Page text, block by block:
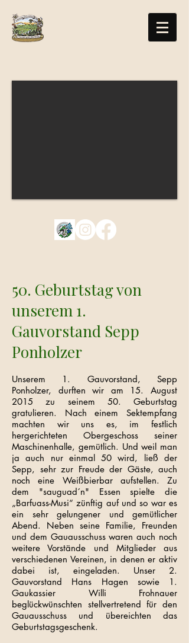
50. Geburtstag von
unserem 1.
Gauvorstand Sepp
Ponholzer
Unserem 1. Gauvorstand, Sepp
Ponholzer, durften wir am 15. August
2015 zu seinem 50. Geburtstag
gratulieren. Nach einem Sektempfang
machten wir uns es, im festlich
hergerichteten Obergeschoss seiner
Maschinenhalle, gemütlich. Und weil man
ja auch nur einmal 50 wird, ließ der
Sepp, sehr zur Freude der Gäste, auch
noch eine Weißbierbar aufstellen. Zu
dem "sauguad´n" Essen spielte die
„Barfuass-Musi“ zünftig auf und so war es
ein sehr gelungener und gemütlicher
Abend. Neben seine Familie, Freunden
und dem Gauausschuss waren auch noch
weitere Vorstände und Mitglieder aus
verschiedenen Vereinen, in denen er aktiv
dabei ist, eingeladen. Unser 2.
Gauvorstand Hans Hagen sowie 1.
Gaukassier Willi Frohnauer
beglückwünschten stellvertretend für den
Gauausschuss und übereichten das
Geburtstagsgeschenk.